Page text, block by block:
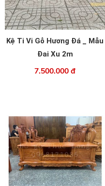
Kệ Ti Vi Gỗ Hương Đá _ Mẫu
Đai Xu 2m
7.500.000 đ